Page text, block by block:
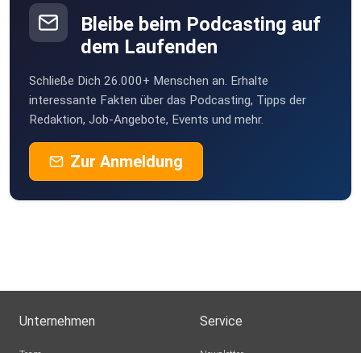
Bleibe beim Podcasting auf
dem Laufenden
Schließe Dich 26.000+ Menschen an. Erhalte
interessante Fakten über das Podcasting, Tipps der
Redaktion, Job-Angebote, Events und mehr.
Zur Anmeldung
Unternehmen Service